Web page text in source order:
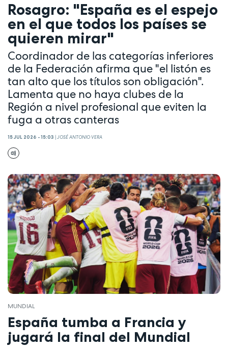
Rosagro: "España es el espejo
en el que todos los países se
quieren mirar"
Coordinador de las categorías inferiores
de la Federación afirma que "el listón es
tan alto que los títulos son obligación".
Lamenta que no haya clubes de la
Región a nivel profesional que eviten la
fuga a otras canteras
15 JUL 2026 - 15:03 |JOSÉ ANTONIO VERA
MUNDIAL
España tumba a Francia y
jugará la final del Mundial